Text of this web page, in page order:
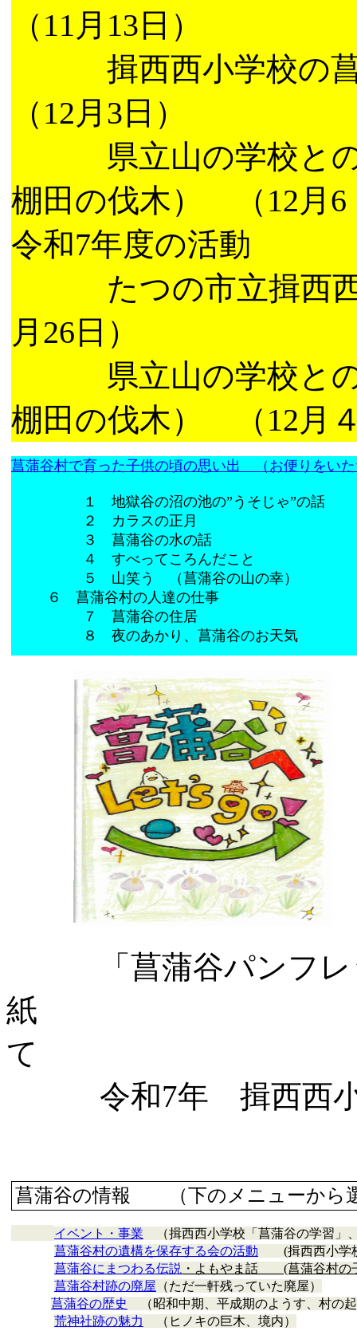
（11月13日）
揖西西小学校の菖
（12月3日）
県立山の学校との
棚田の伐木） （12月6
令和7年度の活動
たつの市立揖西西
月26日）
県立山の学校との
棚田の伐木） （12月
菖蒲谷村で育った子供の頃の思い出 （お便りをい
１ 地獄谷の沼の池の”うそじゃ”の話
２ カラスの正月
３ 菖蒲谷の水の話
４ すべってころんだこと
５ 山笑う （菖蒲谷の山の幸）
６ 菖蒲谷村の人達の仕事
７ 菖蒲谷の住居
８ 夜のあかり、菖蒲谷のお天気
「菖蒲谷パンフレ
紙 菖蒲谷の
て
令和7年 揖西西小
菖蒲谷の情報 （下のメニューから
イベント・事業 （揖西西小学校「菖蒲谷の学習」
菖蒲谷村の遺構を保存する会の活動 (揖西西小学
菖蒲谷にまつわる伝説 ・よもやま話 (菖蒲谷村の
菖蒲谷村跡の廃屋 （ただ一軒残っていた廃屋）
菖蒲谷の歴史
（昭和中期、平成期のようす、村の
荒神社跡の魅力
（ヒノキの巨木、境内）